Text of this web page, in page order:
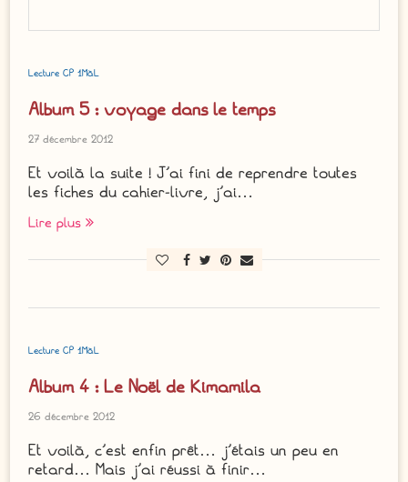
Lecture CP 1MàL
Album 5 : voyage dans le temps
27 décembre 2012
Et voilà la suite ! J’ai fini de reprendre toutes
les fiches du cahier-livre, j’ai…
Lire plus
Lecture CP 1MàL
Album 4 : Le Noël de Kimamila
26 décembre 2012
Et voilà, c’est enfin prêt… j’étais un peu en
retard… Mais j’ai réussi à finir…